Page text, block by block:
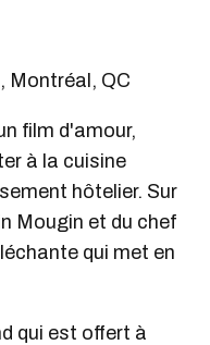
Montréal, QC
film d'amour,
à la cuisine
hôtelier. Sur
Mougin et du chef
qui met en
qui est offert à